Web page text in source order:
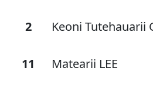
2 Keoni Tutehauarii
11 Matearii LEE